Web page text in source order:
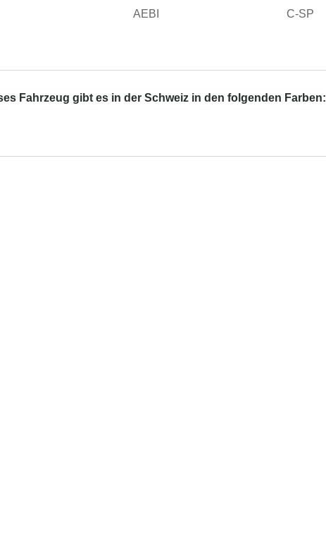
AEBI
C-SP
Fahrzeug gibt es in der Schweiz in den folgenden Farben: